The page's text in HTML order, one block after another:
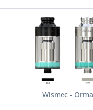
Wismec - Orma